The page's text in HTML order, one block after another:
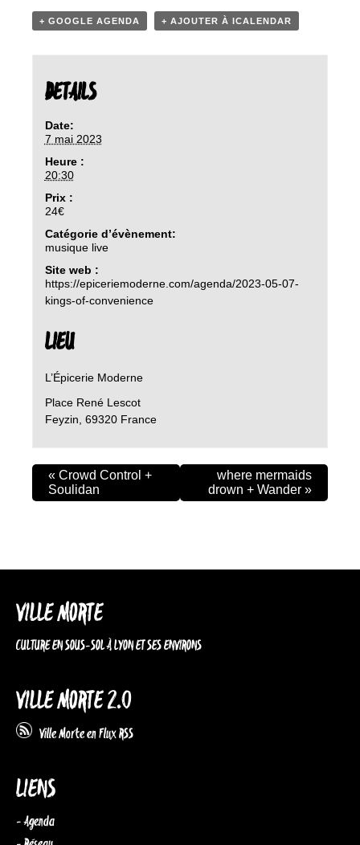
+ GOOGLE AGENDA + AJOUTER À ICALENDAR
DETAILS
Date:
7 mai 2023
Heure :
20:30
Prix :
24€
Catégorie d’évènement:
musique live
Site web :
https://epiceriemoderne.com/agenda/2023-05-07-
kings-of-convenience
LIEU
L’Épicerie Moderne
Place René Lescot
Feyzin 69320 France
« Crowd Control +
Soulidan
where mermaids
drown + Wander »
VILLE MORTE
CULTURE EN SOUS-SOL À LYON ET SES ENVIRONS
VILLE MORTE 2.0
Ville Morte en Flux RSS
LIENS
- Agenda